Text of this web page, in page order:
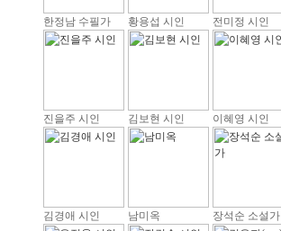
한정남 수필가 황용섭 시인 전미정 시인
진을주 시인 김보현 시인 이혜영 시인
김경애 시인 남미옥 장석순 소설가